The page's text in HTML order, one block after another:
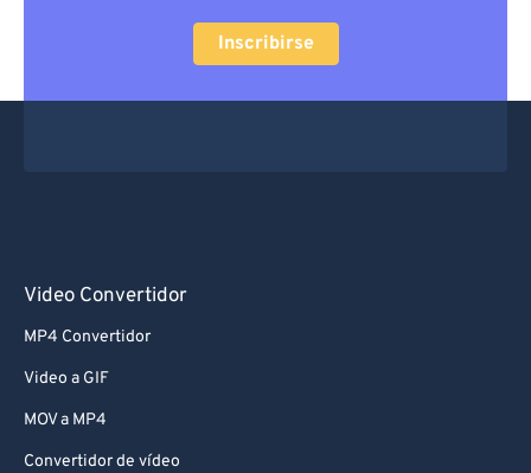
Inscribirse
Video Convertidor
MP4 Convertidor
Video a GIF
MOV a MP4
Convertidor de vídeo